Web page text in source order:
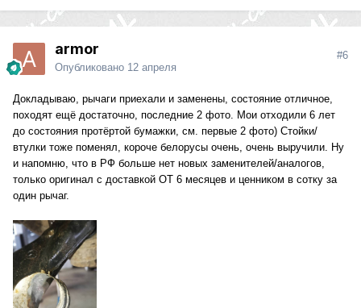
armor
Опубликовано 12 апреля
#6
Докладываю, рычаги приехали и заменены, состояние отличное,
походят ещё достаточно, последние 2 фото. Мои отходили 6 лет
до состояния протёртой бумажки, см. первые 2 фото) Стойки/
втулки тоже поменял, короче белорусы очень, очень выручили. Ну
и напомню, что в РФ больше нет новых заменителей/аналогов,
только оригинал с доставкой ОТ 6 месяцев и ценником в сотку за
один рычаг.